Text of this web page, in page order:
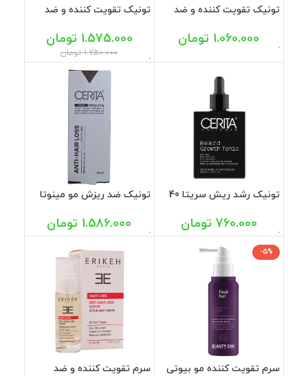
تونیک تقویت کننده و ضد
1.060.000 تومان
تونیک تقویت کننده و ضد
1.750.000 تومان
1.575.000 تومان
تونیک رشد ریش سریتا 40
760.000 تومان
تونیک ضد ریزش مو مینوتا
1.586.000 تومان
-5%
سرم تقویت کننده مو بیوتی
سرم تقویت کننده و ضد